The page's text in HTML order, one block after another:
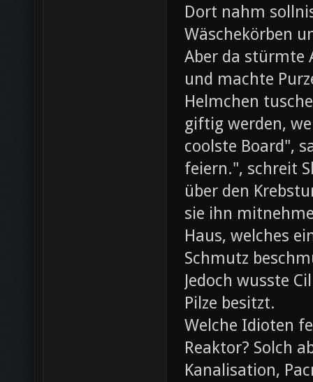
Dort nahm
Wäschekörben
Aber da stürmte
und machte
Helmchen
giftig werden,
coolste Board",
feiern.", schreit
über den
sie ihn
Haus, welches
Schmutz
Jedoch wusste
Pilze besitzt.
Welche Idioten
Reaktor? Solch
Kanalisation,